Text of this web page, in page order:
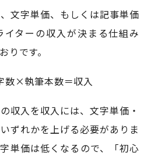
文字単価、もしくは記事単価
イターの収入が決まる仕組み
りです。
数×執筆本数＝収入
収入を収入には、文字単価・
ずれかを上げる必要がありま
単価は低くなるので、「初心